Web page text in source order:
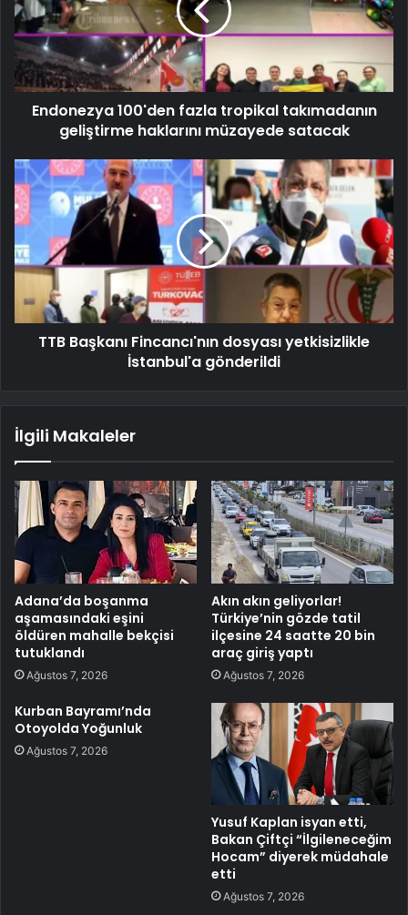
Endonezya 100'den fazla tropikal takımadanın
geliştirme haklarını müzayede satacak
TTB Başkanı Fincancı'nın dosyası yetkisizlikle
İstanbul'a gönderildi
İlgili Makaleler
Adana’da boşanma
aşamasındaki eşini
öldüren mahalle bekçisi
tutuklandı
Ağustos 7, 2026
Akın akın geliyorlar!
Türkiye’nin gözde tatil
ilçesine 24 saatte 20 bin
araç giriş yaptı
Ağustos 7, 2026
Kurban Bayramı’nda
Otoyolda Yoğunluk
Ağustos 7, 2026
Yusuf Kaplan isyan etti,
Bakan Çiftçi “İlgileneceğim
Hocam” diyerek müdahale
etti
Ağustos 7, 2026